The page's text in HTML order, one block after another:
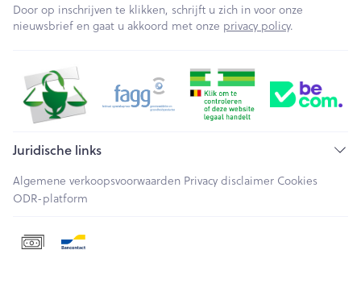
Door op inschrijven te klikken, schrijft u zich in voor onze
nieuwsbrief en gaat u akkoord met onze privacy policy.
Juridische links
Algemene verkoopsvoorwaarden Privacy disclaimer Cookies
ODR-platform